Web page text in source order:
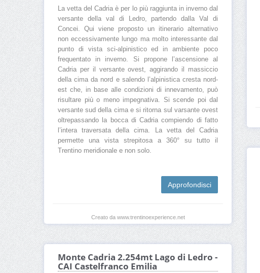
La vetta del Cadria è per lo più raggiunta in inverno dal
versante della val di Ledro, partendo dalla Val di
Concei. Qui viene proposto un itinerario alternativo
non eccessivamente lungo ma molto interessante dal
punto di vista sci-alpinistico ed in ambiente poco
frequentato in inverno. Si propone l’ascensione al
Cadria per il versante ovest, aggirando il massiccio
della cima da nord e salendo l’alpinistica cresta nord-
est che, in base alle condizioni di innevamento, può
risultare più o meno impegnativa. Si scende poi dal
versante sud della cima e si ritorna sul varsante ovest
oltrepassando la bocca di Cadria compiendo di fatto
l’intera traversata della cima. La vetta del Cadria
permette una vista strepitosa a 360° su tutto il
Trentino meridionale e non solo.
Approfondisci
Creato da www.trentinoexperience.net
Monte Cadria 2.254mt Lago di Ledro -
CAI Castelfranco Emilia